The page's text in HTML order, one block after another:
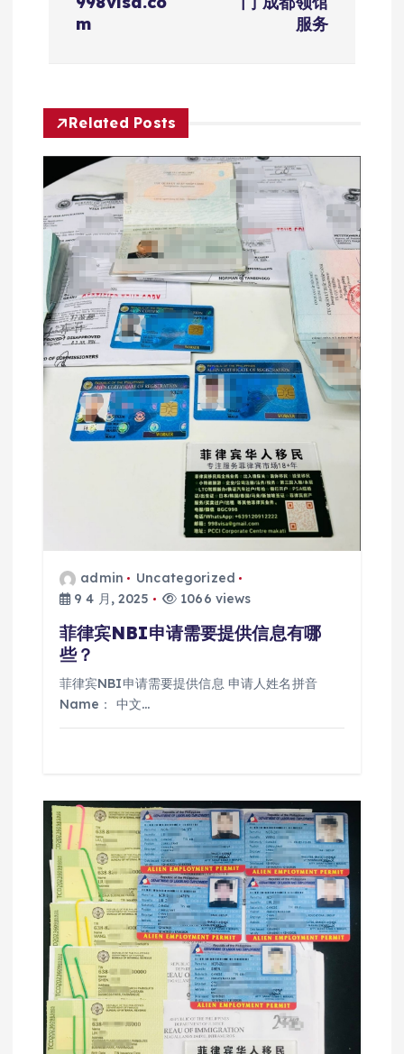
m
服务
Related Posts
admin
Uncategorized
9 4 月, 2025
1066 views
菲律宾NBI申请需要提供信息有哪
些？
菲律宾NBI申请需要提供信息 申请人姓名拼音
Name： 中文…